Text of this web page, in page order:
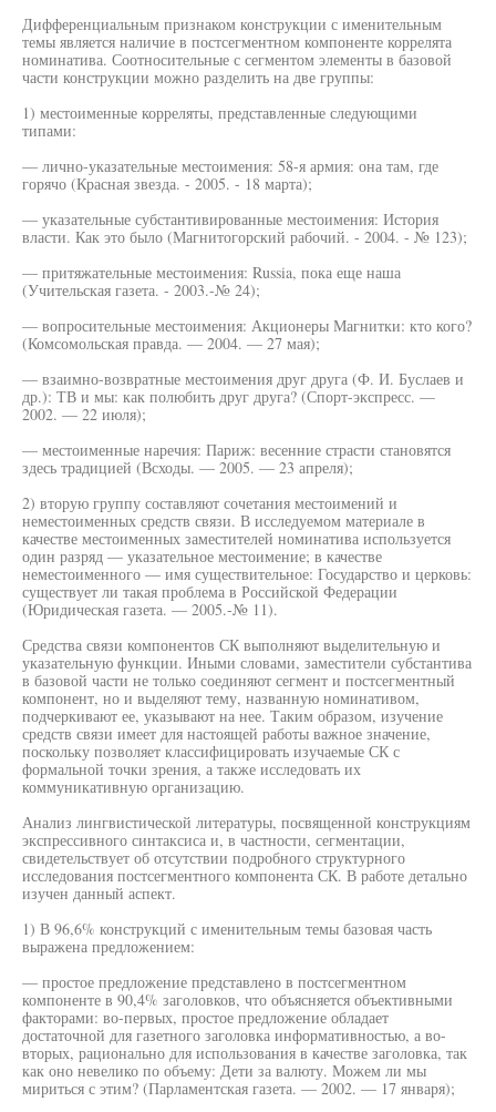
Дифференциальным признаком конструкции с именительным
темы является наличие в постсегментном компоненте коррелята
номинатива. Соотносительные с сегментом элементы в базовой
части конструкции можно разделить на две группы:
1) местоименные корреляты, представленные следующими
типами:
— лично-указательные местоимения: 58-я армия: она там, где
горячо (Красная звезда. - 2005. - 18 марта);
— указательные субстантивированные местоимения: История
власти. Как это было (Магнитогорский рабочий. - 2004. - № 123);
— притяжательные местоимения: Russia, пока еще наша
(Учительская газета. - 2003.-№ 24);
— вопросительные местоимения: Акционеры Магнитки: кто кого?
(Комсомольская правда. — 2004. — 27 мая);
— взаимно-возвратные местоимения друг друга (Ф. И. Буслаев и
др.): ТВ и мы: как полюбить друг друга? (Спорт-экспресс. —
2002. — 22 июля);
— местоименные наречия: Париж: весенние страсти становятся
здесь традицией (Всходы. — 2005. — 23 апреля);
2) вторую группу составляют сочетания местоимений и
неместоименных средств связи. В исследуемом материале в
качестве местоименных заместителей номинатива используется
один разряд — указательное местоимение; в качестве
неместоименного — имя существительное: Государство и церковь:
существует ли такая проблема в Российской Федерации
(Юридическая газета. — 2005.-№ 11).
Средства связи компонентов СК выполняют выделительную и
указательную функции. Иными словами, заместители субстантива
в базовой части не только соединяют сегмент и постсегментный
компонент, но и выделяют тему, названную номинативом,
подчеркивают ее, указывают на нее. Таким образом, изучение
средств связи имеет для настоящей работы важное значение,
поскольку позволяет классифицировать изучаемые СК с
формальной точки зрения, а также исследовать их
коммуникативную организацию.
Анализ лингвистической литературы, посвященной конструкциям
экспрессивного синтаксиса и, в частности, сегментации,
свидетельствует об отсутствии подробного структурного
исследования постсегментного компонента СК. В работе детально
изучен данный аспект.
1) В 96,6% конструкций с именительным темы базовая часть
выражена предложением:
— простое предложение представлено в постсегментном
компоненте в 90,4% заголовков, что объясняется объективными
факторами: во-первых, простое предложение обладает
достаточной для газетного заголовка информативностью, а во-
вторых, рационально для использования в качестве заголовка, так
как оно невелико по объему: Дети за валюту. Можем ли мы
мириться с этим? (Парламентская газета. — 2002. — 17 января);